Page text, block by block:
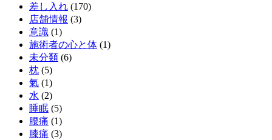
差し入れ (170)
店舗情報 (3)
意識 (1)
施術者の心と体 (1)
未分類 (6)
枕 (5)
氣 (1)
水 (2)
睡眠 (5)
腰痛 (1)
膝痛 (3)